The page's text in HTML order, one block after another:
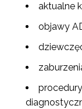
aktualne
objawy